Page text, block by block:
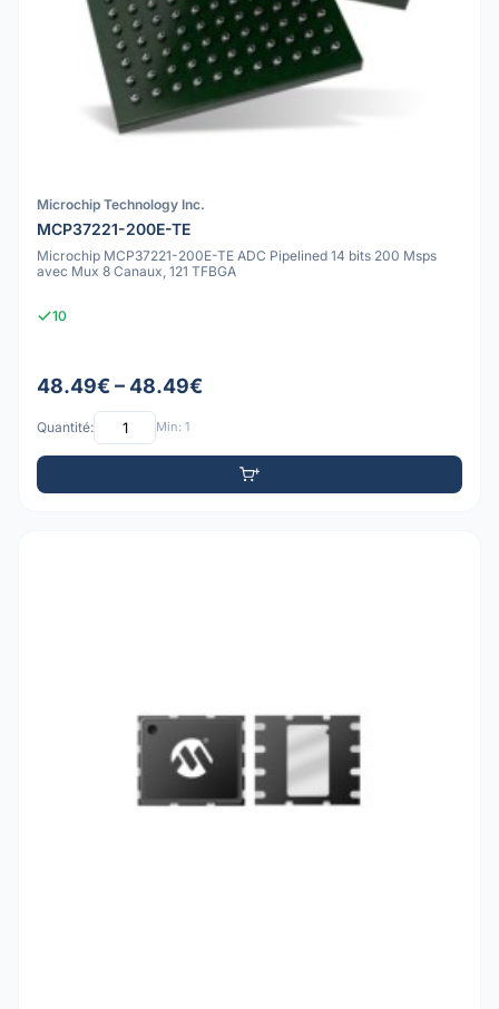
Microchip Technology Inc.
MCP37221-200E-TE
Microchip MCP37221-200E-TE ADC Pipelined 14 bits 200 Msps
avec Mux 8 Canaux, 121 TFBGA
10
48.49€ – 48.49€
Quantité: Min: 1